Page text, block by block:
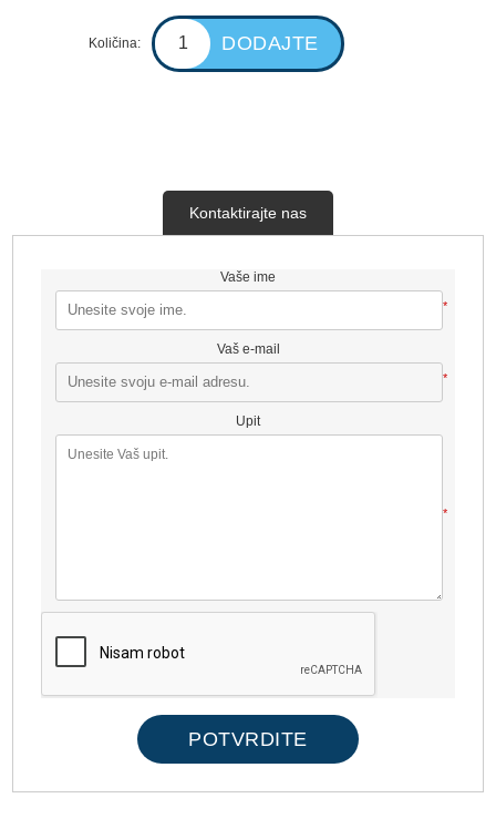
Količina:
Kontaktirajte nas
Vaše ime
*
Vaš e-mail
*
Upit
*